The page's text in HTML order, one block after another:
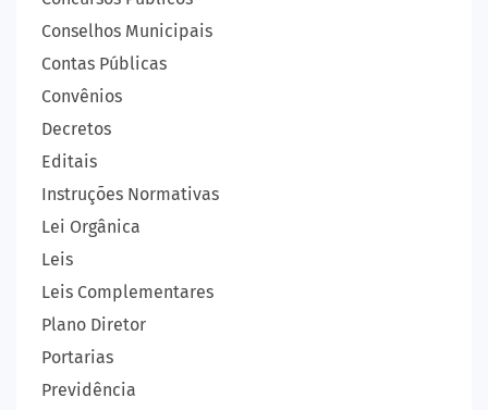
Conselhos Municipais
Contas Públicas
Convênios
Decretos
Editais
Instruções Normativas
Lei Orgânica
Leis
Leis Complementares
Plano Diretor
Portarias
Previdência